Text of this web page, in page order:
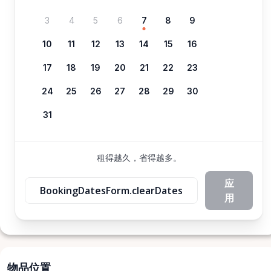
3 4 5 6 7 8 9
10 11 12 13 14 15 16
17 18 19 20 21 22 23
24 25 26 27 28 29 30
31
租得越久，省得越多。
BookingDatesForm.clearDates
应
用
物品位置